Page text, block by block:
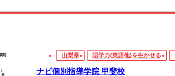
山梨県 語学力(英語他)を生かせる
ナビ個別指導学院 甲斐校